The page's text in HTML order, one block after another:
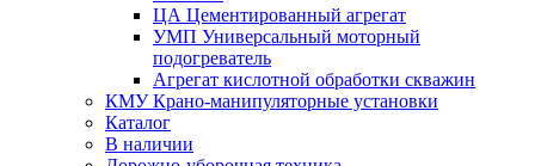
ЦА Цементированный агрегат
УМП Универсальный моторный
подогреватель
Агрегат кислотной обработки скважин
КМУ Крано-манипуляторные установки
Каталог
В наличии